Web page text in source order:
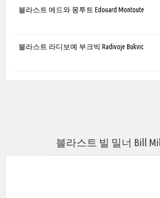
블라스트 에드와 몽투트 Edouard Montoute
블라스트 라디보예 부크빅 Radivoje Bukvic
블라스트 빌 밀너 Bill